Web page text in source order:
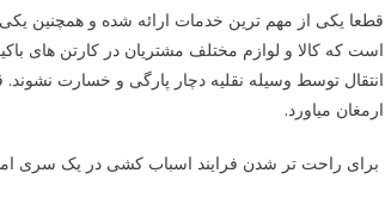
قطعا یکی از مهم ترین خدمات ارائه شده و همچنین
است که کالا و لوازم مختلف مشتریان در کارتن های
انتقال توسط وسیله نقلیه دچار پارگی و خسارت
ارمغان میاورد.
برای راحت تر شدن فرایند اسباب کشی در یک سری